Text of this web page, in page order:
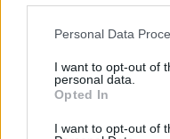
Please note that this
not limited to your visit
grant or deny consent
use your data for below
consent section.
Personal Data
I want to opt-out of
personal data.
Opted In
I want to opt-out of
adjunk teret a
olyan veszélyes
sorozatban, mint